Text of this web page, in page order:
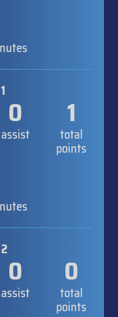
0
assist
1
total
points
0
assist
0
total
points